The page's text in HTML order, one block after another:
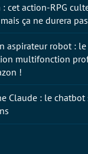
: cet action-RPG
ça ne durera pas
aspirateur robot :
multifonction
!
Claude : le